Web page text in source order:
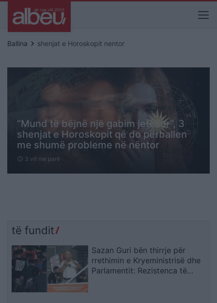
Ballina keyboard_arrow_right shenjat e Horoskopit nentor
“Mund të bëjnë një gabim jetësor”, 3
shenjat e Horoskopit që do përballen
me shumë probleme në nëntor
schedule 3 vit me parë
të fundit
Sazan Guri bën thirrje për
rrethimin e Kryeministrisë dhe
Parlamentit: Rezistenca të